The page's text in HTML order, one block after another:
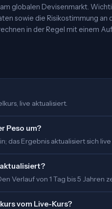
globalen Devisenmarkt.
sowie die Risikostimmung
in der Regel mit einem
live aktualisiert.
Peso um?
das Ergebnis aktualisiert sich
Verlauf von 1 Tag bis 5 Jahren
vom Live-Kurs?